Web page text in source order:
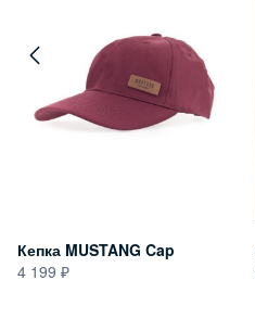
Кепка MUSTANG Cap
4 199